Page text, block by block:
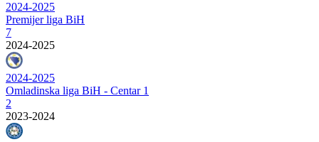
2024-2025
Premijer liga BiH
7
2024-2025
2024-2025
Omladinska liga BiH - Centar 1
2
2023-2024